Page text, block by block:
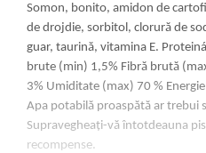
Somon, bonito, amidon de
de drojdie, sorbitol, clorură de
guar, taurină, vitamina E.
brute (min) 1,5% Fibră brută
3% Umiditate (max) 70 %
Apa potabilă proaspătă ar trebui
Supravegheați-vă întotdeauna
recompense.